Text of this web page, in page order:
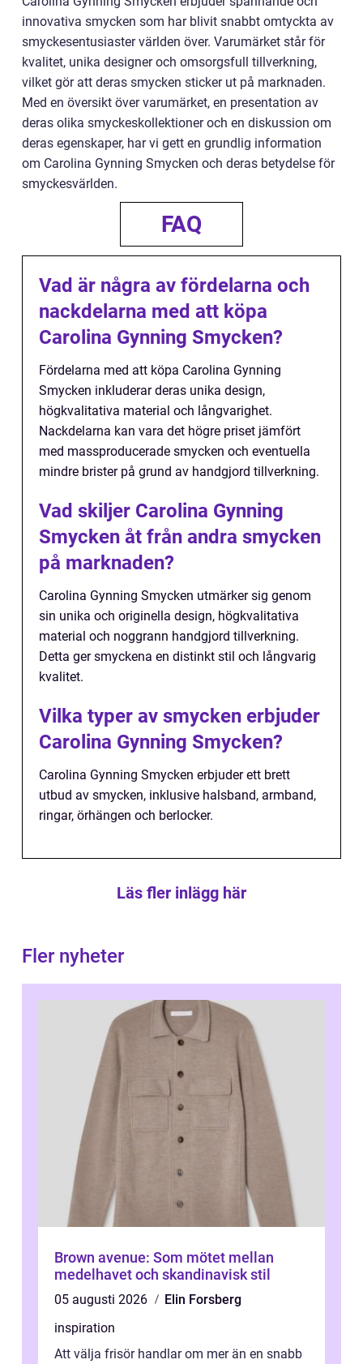
innovativa smycken som har blivit snabbt omtyckta av
smyckesentusiaster världen över. Varumärket står för
kvalitet, unika designer och omsorgsfull tillverkning,
vilket gör att deras smycken sticker ut på marknaden.
Med en översikt över varumärket, en presentation av
deras olika smyckeskollektioner och en diskussion om
deras egenskaper, har vi gett en grundlig information
om Carolina Gynning Smycken och deras betydelse för
smyckesvärlden.
FAQ
Vad är några av fördelarna och
nackdelarna med att köpa
Carolina Gynning Smycken?
Fördelarna med att köpa Carolina Gynning
Smycken inkluderar deras unika design,
högkvalitativa material och långvarighet.
Nackdelarna kan vara det högre priset jämfört
med massproducerade smycken och eventuella
mindre brister på grund av handgjord tillverkning.
Vad skiljer Carolina Gynning
Smycken åt från andra smycken
på marknaden?
Carolina Gynning Smycken utmärker sig genom
sin unika och originella design, högkvalitativa
material och noggrann handgjord tillverkning.
Detta ger smyckena en distinkt stil och långvarig
kvalitet.
Vilka typer av smycken erbjuder
Carolina Gynning Smycken?
Carolina Gynning Smycken erbjuder ett brett
utbud av smycken, inklusive halsband, armband,
ringar, örhängen och berlocker.
Läs fler inlägg här
Fler nyheter
Brown avenue: Som mötet mellan
medelhavet och skandinavisk stil
05 augusti 2026
Elin Forsberg
inspiration
Att välja frisör handlar om mer än en snabb